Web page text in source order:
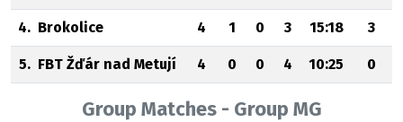
4. Brokolice 4 1 0 3 15:18 3
5. FBT Žďár nad Metují 4 0 0 4 10:25 0
Group Matches - Group MG